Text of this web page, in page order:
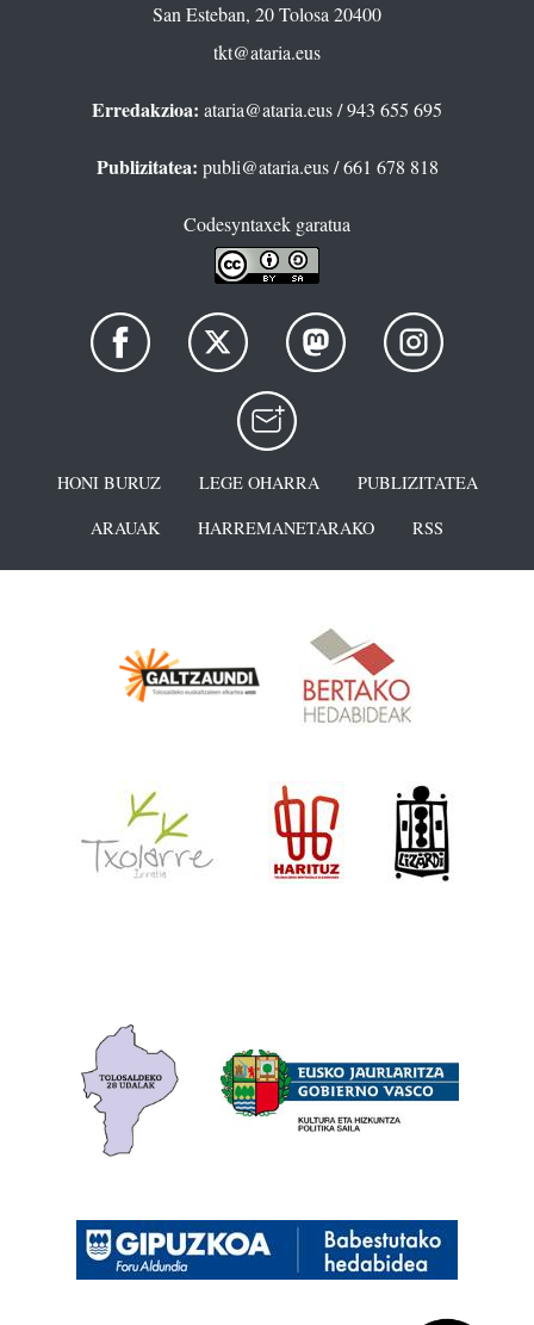
San Esteban, 20 Tolosa 20400
tkt@ataria.eus
Erredakzioa: ataria@ataria.eus/ 943 655 695
Publizitatea: publi@ataria.eus/ 661 678 818
Codesyntaxek garatua
HONI BURUZ LEGE OHARRA
PUBLIZITATEA
ARAUAK
HARREMANETARAKO RSS